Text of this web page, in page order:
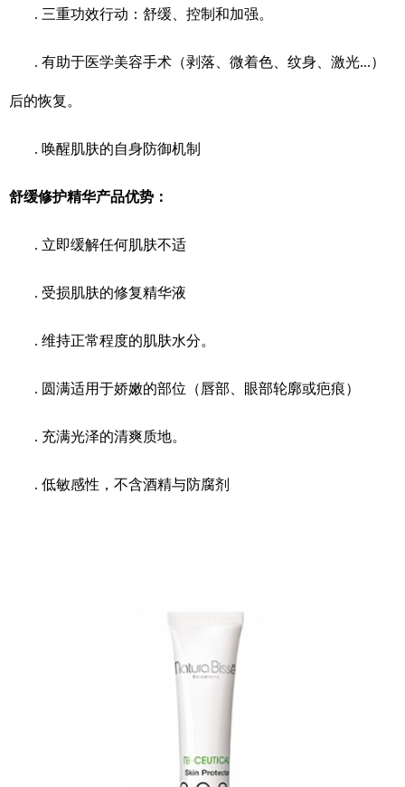
. 三重功效行动：舒缓、控制和加强。
. 有助于医学美容手术（剥落、微着色、纹身、激光...）
后的恢复。
. 唤醒肌肤的自身防御机制
舒缓修护精华产品优势：
. 立即缓解任何肌肤不适
. 受损肌肤的修复精华液
. 维持正常程度的肌肤水分。
. 圆满适用于娇嫩的部位（唇部、眼部轮廓或疤痕）
. 充满光泽的清爽质地。
. 低敏感性，不含酒精与防腐剂